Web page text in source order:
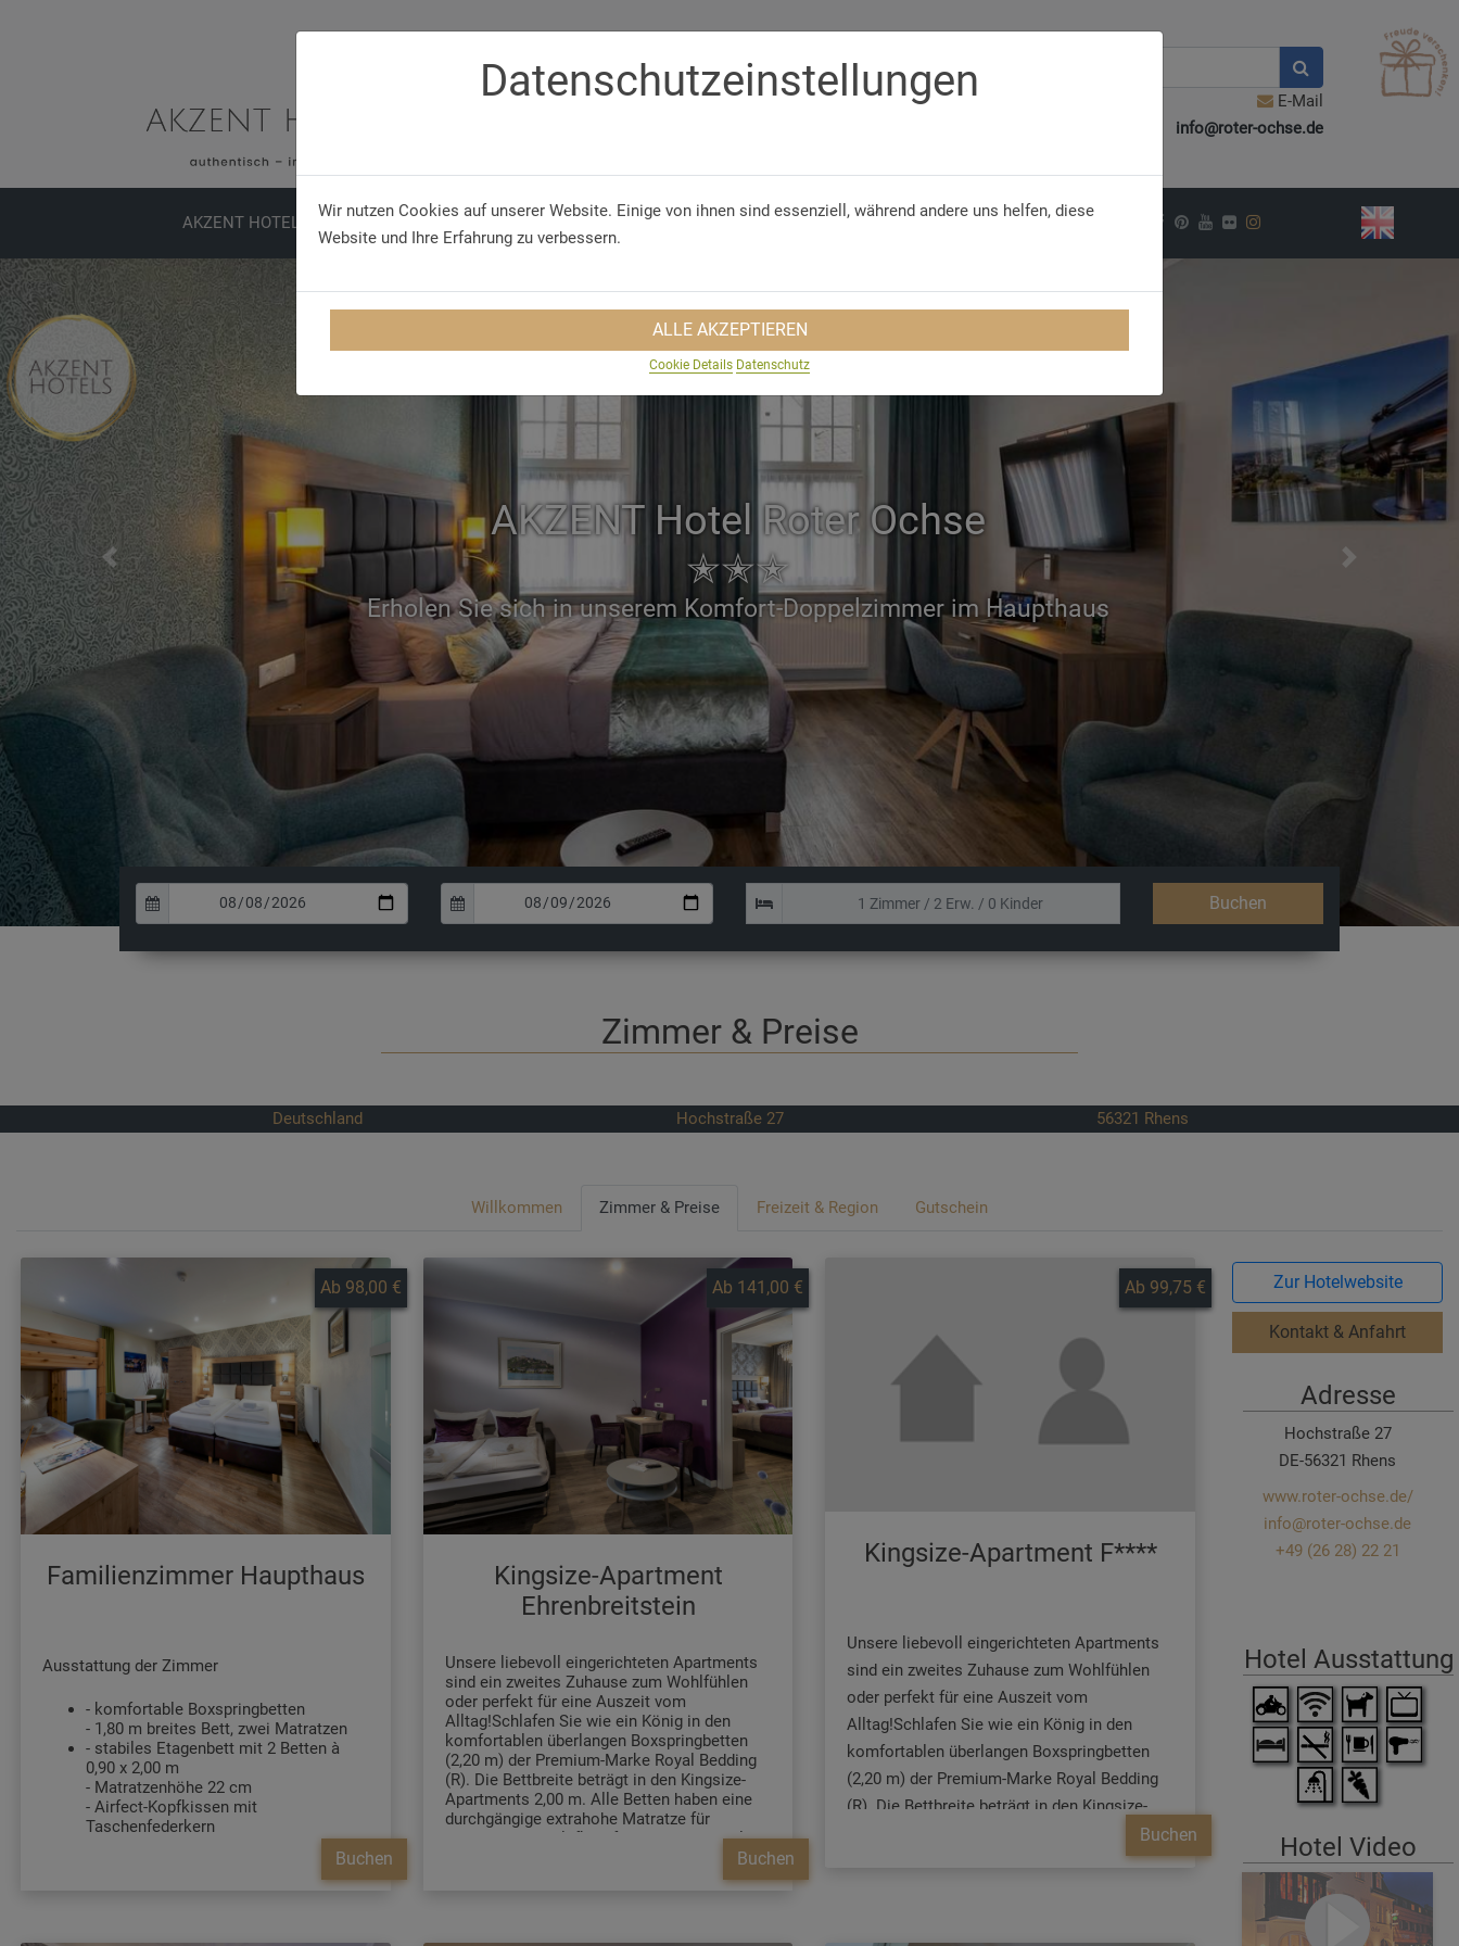
Telefon
E-Mail
info@roter-ochse.de
AKZENT HOTELS ERLEBNISSE TAGUNGEN GRUPPENREISEN NACHHALTIGKEIT REISEINSPIRATION
AKZENT Hotel Roter Ochse
✭✭✭
Unsere Zimmer sind mit modernen Badezimmern ausgestattet
Previous Next
Buchen
Zimmer & Preise
Deutschland Hochstraße 27 56321 Rhens
Willkommen Zimmer & Preise Freizeit & Region Gutschein
Familienzimmer Haupthaus
Ab 98,00 €
Ausstattung der Zimmer
- komfortable Boxspringbetten
- 1,80 m breites Bett, zwei Matratzen
- stabiles Etagenbett mit 2 Betten à
0,90 x 2,00 m
- Matratzenhöhe 22 cm
- Airfect-Kopfkissen mit
Taschenfederkern
- Leseleuchte am Bett mit integriertemBuchen
Kingsize-Apartment
Ehrenbreitstein
Ab 141,00 €
Unsere liebevoll eingerichteten Apartments
sind ein zweites Zuhause zum Wohlfühlen
oder perfekt für eine Auszeit vom
Alltag!Schlafen Sie wie ein König in den
komfortablen überlangen Boxspringbetten
(2,20 m) der Premium-Marke Royal Bedding
(R). Die Bettbreite beträgt in den Kingsize-
Apartments 2,00 m. Alle Betten haben eine
durchgängige extrahohe Matratze für
besonderen Schlafkomfort.Im "Thronsaal",
dem modernen Badezimmer, erwartet Sie ein
WC mit integrierter Lüftung, ein stilvolles
Buchen
Kingsize-Apartment F****
Ab 99,75 €
Unsere liebevoll eingerichteten Apartments
sind ein zweites Zuhause zum Wohlfühlen
oder perfekt für eine Auszeit vom
Alltag!Schlafen Sie wie ein König in den
komfortablen überlangen Boxspringbetten
(2,20 m) der Premium-Marke Royal Bedding
(R). Die Bettbreite beträgt in den Kingsize-
Apartments 2,00 m. Alle Betten haben eine
WC mit integrierter Lüftung, ein stilvolles
Buchen
Zur Hotelwebsite
Kontakt & Anfahrt
Adresse
Hochstraße 27
DE-56321 Rhens
www.roter-ochse.de/
info@roter-ochse.de
+49 (26 28) 22 21
Hotel Ausstattung
Hotel Video
Datenschutzeinstellungen
Wir nutzen Cookies auf unserer Website. Einige von ihnen sind essenziell, während andere uns helfen, diese
Website und Ihre Erfahrung zu verbessern.
ALLE AKZEPTIEREN
Cookie Details Datenschutz